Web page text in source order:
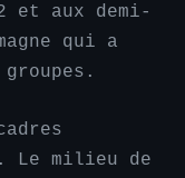
et aux demi-
qui a
Le milieu de